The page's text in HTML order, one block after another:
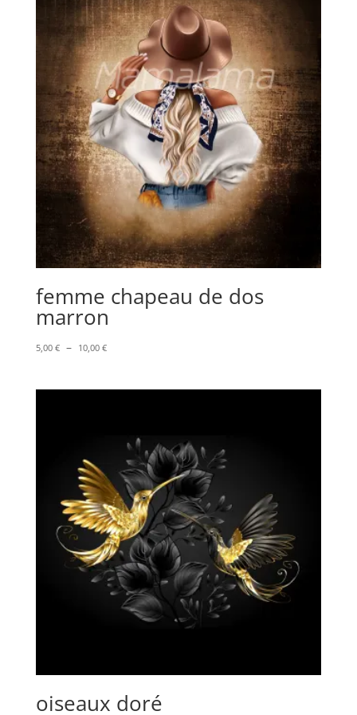
à
9,00 €
femme chapeau de dos
marron
5,00 € – 10,00 €Plage
10,00 €
oiseaux doré